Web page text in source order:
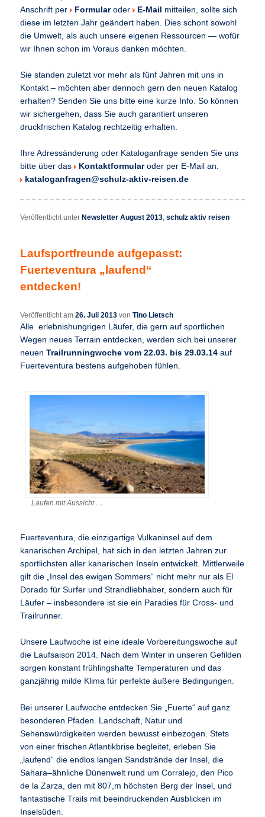
Anschrift per
Formularoder E-Mail
mitteilen, sollte sich
diese im letzten Jahr geändert haben. Dies schont sowohl
die Umwelt, als auch unsere eigenen Ressourcen — wofür
wir Ihnen schon im Voraus danken möchten.
Sie standen zuletzt vor mehr als fünf Jahren mit uns in
Kontakt – möchten aber dennoch gern den neuen Katalog
erhalten? Senden Sie uns bitte eine kurze Info. So können
wir sichergehen, dass Sie auch garantiert unseren
druckfrischen Katalog rechtzeitig erhalten.
Ihre Adressänderung oder Kataloganfrage senden Sie uns
bitte über das
Kontaktformularoder per E-Mail an:
kataloganfragen@schulz-aktiv-reisen.de
Veröffentlicht unter Newsletter August 2013,schulz aktiv reisen
Laufsportfreunde aufgepasst:
Fuerteventura „laufend“
entdecken!
Veröffentlicht am26. Juli 2013 vonTino Lietsch
Alle erlebnishungrigen Läufer, die gern auf sportlichen
Wegen neues Terrain entdecken, werden sich bei unserer
neuenTrailrunningwoche vom 22.03. bis 29.03.14 auf
Fuerteventura bestens aufgehoben fühlen.
Laufen mit Aussicht …
Fuerteventura, die einzigartige Vulkaninsel auf dem
kanarischen Archipel, hat sich in den letzten Jahren zur
sportlichsten aller kanarischen Inseln entwickelt. Mittlerweile
gilt die „Insel des ewigen Sommers“ nicht mehr nur als El
Dorado für Surfer und Strandliebhaber, sondern auch für
Läufer – insbesondere ist sie ein Paradies für Cross- und
Trailrunner.
Unsere Laufwoche ist eine ideale Vorbereitungswoche auf
die Laufsaison 2014. Nach dem Winter in unseren Gefilden
sorgen konstant frühlingshafte Temperaturen und das
ganzjährig milde Klima für perfekte äußere Bedingungen.
Bei unserer Laufwoche entdecken Sie „Fuerte“ auf ganz
besonderen Pfaden. Landschaft, Natur und
Sehenswürdigkeiten werden bewusst einbezogen. Stets
von einer frischen Atlantikbrise begleitet, erleben Sie
„laufend“ die endlos langen Sandstrände der Insel, die
Sahara–ähnliche Dünenwelt rund um Corralejo, den Pico
de la Zarza, den mit 807,m höchsten Berg der Insel, und
fantastische Trails mit beeindruckenden Ausblicken im
Inselsüden.